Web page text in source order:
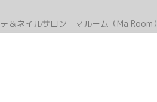
＆ネイルサロン マルーム（Ma Room）